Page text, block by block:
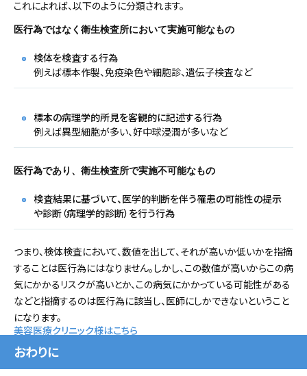
これによれば、以下のように分類されます。
医行為ではなく衛生検査所において実施可能なもの
検体を検査する行為
例えば標本作製、免疫染色や細胞診、遺伝子検査など
標本の病理学的所見を客観的に記述する行為
例えば異型細胞が多い、好中球浸潤が多いなど
医行為であり、衛生検査所で実施不可能なもの
検査結果に基づいて、医学的判断を伴う罹患の可能性の提示
や診断（病理学的診断）を行う行為
つまり、検体検査において、数値を出して、それが高いか低いかを指摘
することは医行為にはなりません。しかし、この数値が高いからこの病
気にかかるリスクが高いとか、この病気にかかっている可能性がある
などと指摘するのは医行為に該当し、医師にしかできないということ
になります。
美容医療クリニック様はこちら
おわりに